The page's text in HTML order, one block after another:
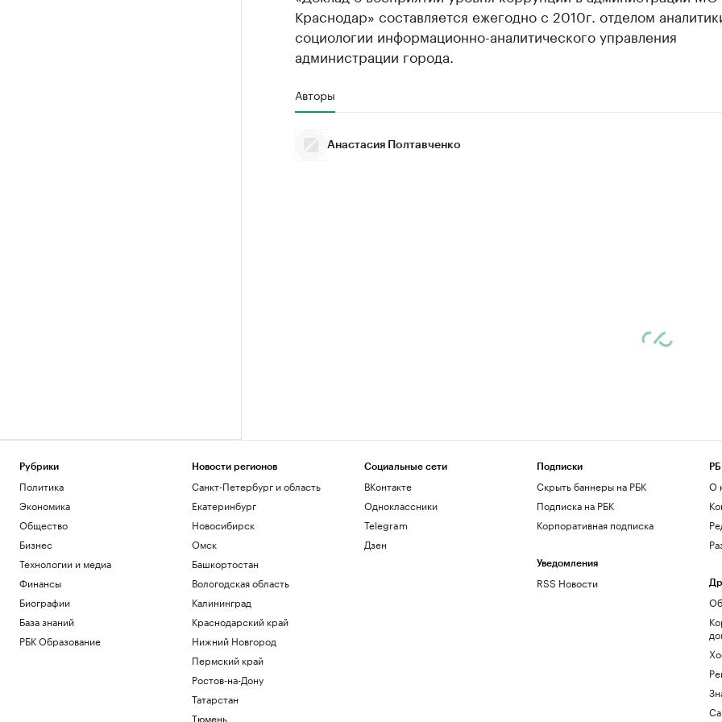
Краснодар» составляется ежегодно с 2010г. отделом
социологии информационно-аналитического управления
администрации города.
Авторы
Анастасия Полтавченко
Рубрики
Политика
Экономика
Общество
Бизнес
Технологии и медиа
Финансы
Биографии
База знаний
РБК Образование
Новости регионов
Санкт-Петербург и область
Екатеринбург
Новосибирск
Омск
Башкортостан
Вологодская область
Калининград
Краснодарский край
Нижний Новгород
Пермский край
Ростов-на-Дону
Татарстан
Тюмень
Социальные сети
ВКонтакте
Одноклассники
Telegram
Дзен
Подписки
Скрыть баннеры на РБК
Подписка на РБК
Корпоративная подписка
Уведомления
RSS Новости
О